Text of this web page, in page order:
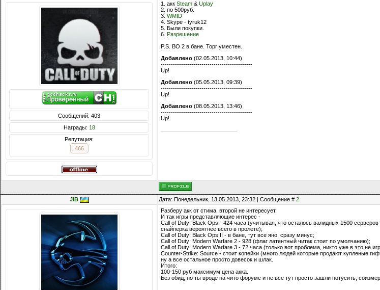
Сообщений: 403
Награды: 18
Репутация:
466
1. акк Steam & Uplay
2. по 500руб.
3. WMID
4. Skype - tyruk12
5. Были покупки.
6. Разрешение
P.S. BO 2 в бане. Торг уместен.
Добавлено (02.05.2013, 10:44)
---------------------------------------------
Up!
Добавлено (05.05.2013, 09:39)
---------------------------------------------
Up!
Добавлено (08.05.2013, 13:46)
---------------------------------------------
Up!
JIB Дата: Понедельник, 13.05.2013, 23:32 | Сообщение # 2
Разберу акк от стима, второй не интересует.
И так игры представляющие интерес -
Call of Duty: Black Ops - 424 часа (учитывая, что осталось валидных 1500
снайперка вероятнее всего в пролете);
Call of Duty: Black Ops II - в бане, тут все яно, сразу минус;
Call of Duty: Modern Warfare 2 - 928 (флаг латентный читак стоит по умолчанию);
Call of Duty: Modern Warfare 3 - 72 часа (только вот проблема, никто уже в это не
Counter-Strike: Source - стоит копейки (много людей которые продают купленые
ну а все остальное просто довесок и шлак.
Итого:
100-150 руб максимум цена акка.
Без обид, но ты вроде на чито форуме и не все тут просто зашли потусить,